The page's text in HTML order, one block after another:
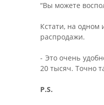
“Вы можете
Кстати, на одном
распродажи.
- Это очень
20 тысяч. Точно
P.S.